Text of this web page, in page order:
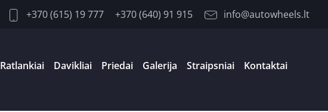
+370 (615) 19 777 +370 (640) 91 915 info@autowheels.lt
Ratlankiai Davikliai Priedai Galerija Straipsniai Kontaktai